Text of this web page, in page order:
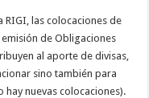
RIGI, las colocaciones de
de Obligaciones
al aporte de divisas,
sino también para
hay nuevas colocaciones).